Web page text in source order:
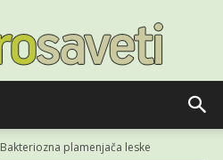
Bakteriozna plamenjača leske